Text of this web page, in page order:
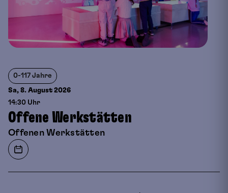
0-117 Jahre
Sa, 8. August 2026
14:30 Uhr
Offene Werkstätten
Offenen Werkstätten